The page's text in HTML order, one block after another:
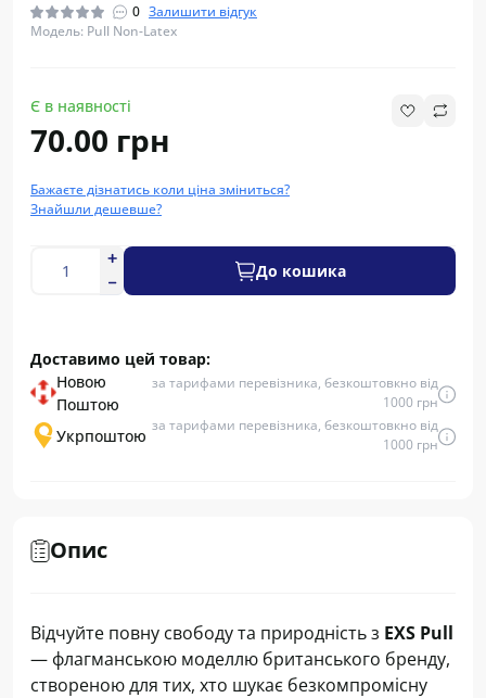
0 Залишити відгук
Модель: Pull Non-Latex
Є в наявності
70.00 грн
Бажаєте дізнатись коли ціна зміниться?
Знайшли дешевше?
До кошика
Доставимо цей товар:
Новою
Поштою
за тарифами перевізника, безкоштовкно від
1000 грн
Укрпоштою за тарифами перевізника, безкоштовкно від
1000 грн
Опис
Відчуйте повну свободу та природність з EXS Pull
— флагманською моделлю британського бренду,
створеною для тих, хто шукає безкомпромісну